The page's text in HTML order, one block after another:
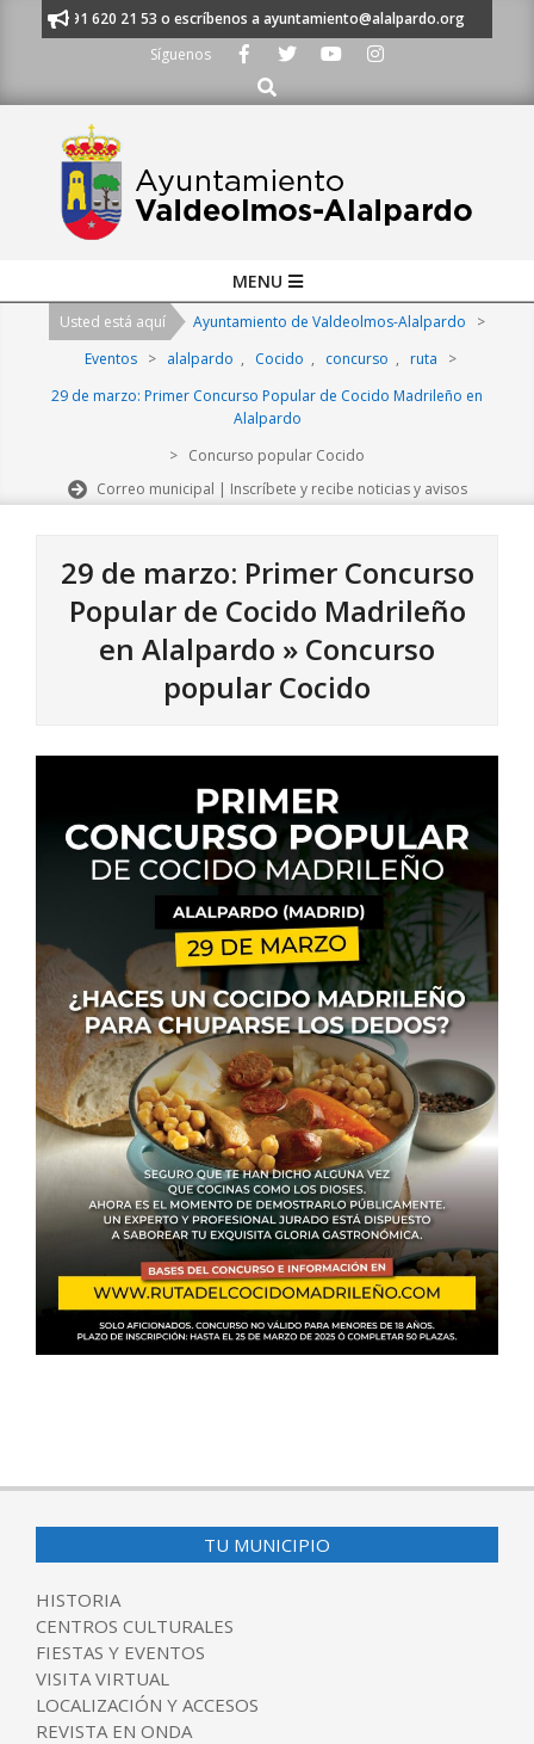
al 91 620 21 53 o escríbenos a ayuntamiento@alalpardo.org
Síguenos
Buscar
Navigation
MENU
Usted está aquí Ayuntamiento de Valdeolmos-Alalpardo
>
Eventos > alalpardo , Cocido , concurso , ruta
>
29 de marzo: Primer Concurso Popular de Cocido Madrileño en
Alalpardo
> Concurso popular Cocido
Correo municipal | Inscríbete y recibe noticias y avisos
29 de marzo: Primer Concurso
Popular de Cocido Madrileño
en Alalpardo » Concurso
popular Cocido
TU MUNICIPIO
HISTORIA
CENTROS CULTURALES
FIESTAS Y EVENTOS
VISITA VIRTUAL
LOCALIZACIÓN Y ACCESOS
REVISTA EN ONDA